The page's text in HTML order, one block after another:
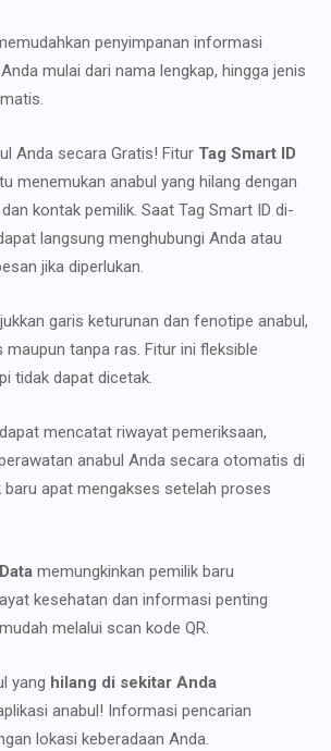
penyimpanan informasi
mulai dari nama lengkap, hingga jenis
Anda secara Gratis! Fitur Tag Smart ID
menemukan anabul yang hilang dengan
kontak pemilik. Saat Tag Smart ID di-
langsung menghubungi Anda atau
jika diperlukan.
garis keturunan dan fenotipe anabul,
maupun tanpa ras. Fitur ini fleksible
tidak dapat dicetak.
dapat mencatat riwayat pemeriksaan,
anabul Anda secara otomatis di
baru apat mengakses setelah proses
memungkinkan pemilik baru
kesehatan dan informasi penting
melalui scan kode QR.
yang hilang di sekitar Anda
anabul! Informasi pencarian
lokasi keberadaan Anda.